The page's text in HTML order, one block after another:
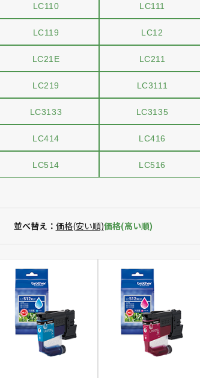
LC110 LC111
LC119 LC12
LC21E LC211
LC219 LC3111
LC3133 LC3135
LC414 LC416
LC514 LC516
並べ替え： 価格(安い順)価格(高い順)